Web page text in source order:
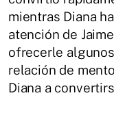
mientras Diana
atención de
ofrecerle
relación de
Diana a